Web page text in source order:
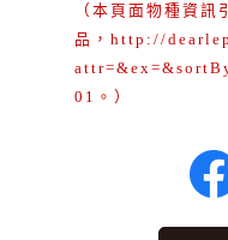
（本頁面物種資
品，http://
01。）